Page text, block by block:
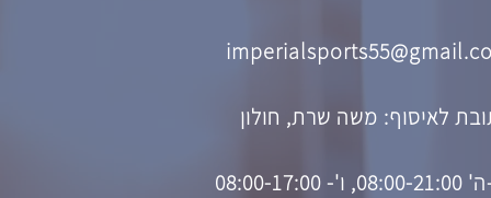
לאיסוף: משה שרת, חולון
08:00-17:00